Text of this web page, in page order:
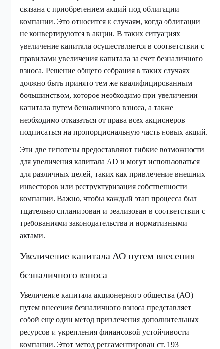
связана с приобретением акций под облигации
компании. Это относится к случаям, когда облигации
не конвертируются в акции. В таких ситуациях
увеличение капитала осуществляется в соответствии с
правилами увеличения капитала за счет безналичного
взноса. Решение общего собрания в таких случаях
должно быть принято тем же квалифицированным
большинством, которое необходимо при увеличении
капитала путем безналичного взноса, а также
необходимо отказаться от права всех акционеров
подписаться на пропорциональную часть новых акций.
Эти две гипотезы предоставляют гибкие возможности
для увеличения капитала AD и могут использоваться
для различных целей, таких как привлечение внешних
инвесторов или реструктуризация собственности
компании. Важно, чтобы каждый этап процесса был
тщательно спланирован и реализован в соответствии с
требованиями законодательства и нормативными
актами.
Увеличение капитала АО путем внесения
безналичного взноса
Увеличение капитала акционерного общества (АО)
путем внесения безналичного взноса представляет
собой еще один метод привлечения дополнительных
ресурсов и укрепления финансовой устойчивости
компании. Этот метод регламентирован ст. 193